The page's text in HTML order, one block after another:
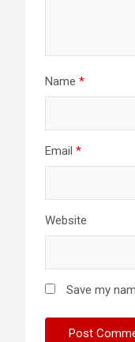
Name *
Email *
Website
Save my